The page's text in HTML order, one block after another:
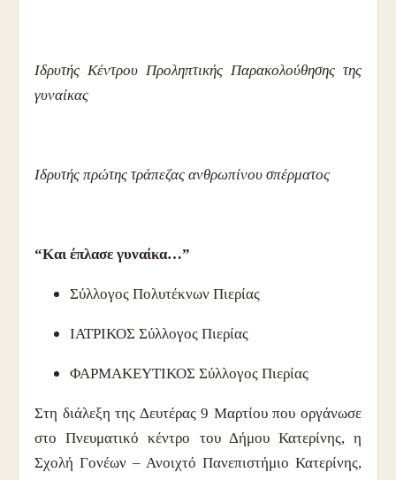
Ιδρυτής Κέντρου Προληπτικής Παρακολούθησης της
γυναίκας
Ιδρυτής πρώτης τράπεζας ανθρωπίνου σπέρματος
“Και έπλασε γυναίκα…”
Σύλλογος Πολυτέκνων Πιερίας
ΙΑΤΡΙΚΟΣ Σύλλογος Πιερίας
ΦΑΡΜΑΚΕΥΤΙΚΟΣ Σύλλογος Πιερίας
Στη διάλεξη της Δευτέρας 9 Μαρτίου που οργάνωσε
στο Πνευματικό κέντρο του Δήμου Κατερίνης, η
Σχολή Γονέων – Ανοιχτό Πανεπιστήμιο Κατερίνης,